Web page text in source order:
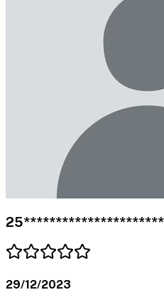
29/12/2023